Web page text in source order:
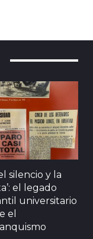
silencio y la
el legado
universitario
el